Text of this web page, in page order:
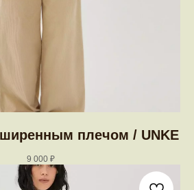
плечом / UNKE
9 000 ₽